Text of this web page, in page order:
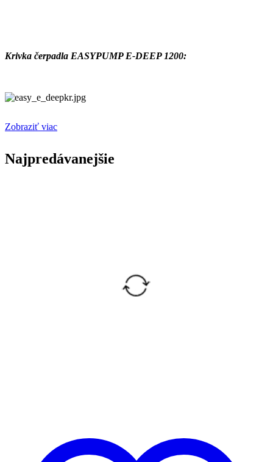
Krivka čerpadla EASYPUMP E-DEEP 1200:
Zobraziť viac
Najpredávanejšie